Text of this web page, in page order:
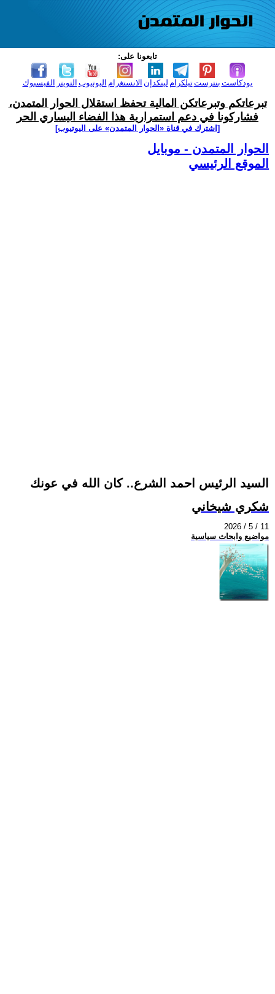
تابعونا على:
الفيسبوك التويتر اليوتيوب الانستغرام لينكدإن تيلكرامبنترست بودكاست
تبرعاتكم وتبرعاتكن المالية تحفظ استقلال الحوار المتمدن،
فشاركونا في دعم استمرارية هذا الفضاء اليساري الحر
[اشترك في قناة ‫«الحوار المتمدن» على اليوتيوب]
الحوار المتمدن - موبايل
الموقع الرئيسي
السيد الرئيس احمد الشرع.. كان الله في عونك
شكري شيخاني
2026 / 5 / 11
مواضيع وابحاث سياسية